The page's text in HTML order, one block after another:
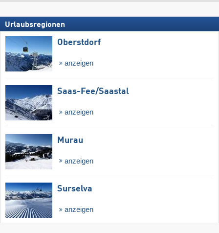
Urlaubsregionen
Oberstdorf
anzeigen
Saas-Fee/​Saastal
anzeigen
Murau
anzeigen
Surselva
anzeigen